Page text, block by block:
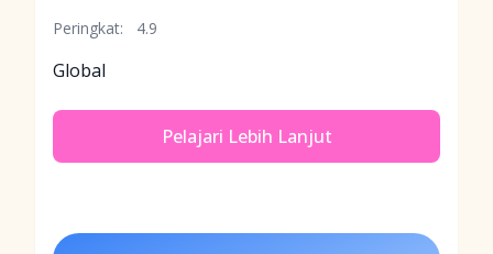
Peringkat:
4.9
Global
Pelajari Lebih Lanjut